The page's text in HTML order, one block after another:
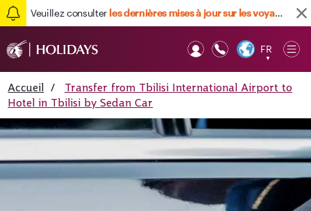
Veuillez consulter les dernières mises à jour sur les voyages ici
FR
▼
Accueil /
Transfer from Tbilisi International Airport to
Hotel in Tbilisi by Sedan Car